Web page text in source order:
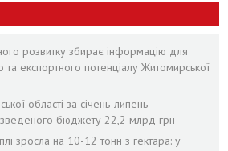
розвитку збирає інформацію для
та експортного потенціалу Житомирської
області за січень-липень
бюджету 22,2 млрд грн
зросла на 10-12 тонн з гектара: у